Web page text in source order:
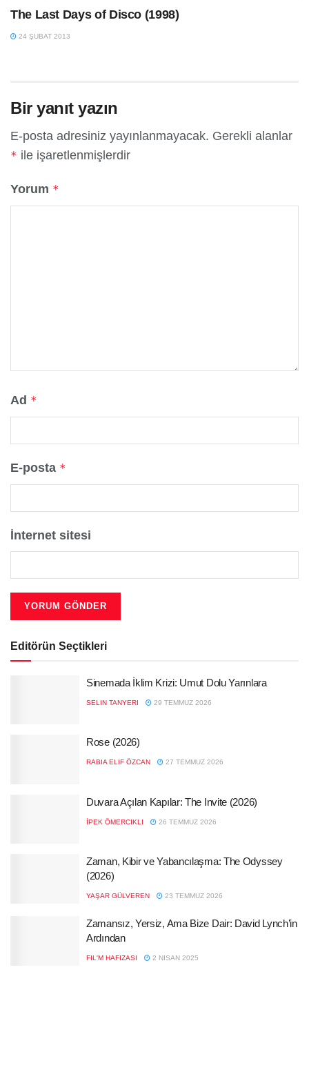
The Last Days of Disco (1998)
24 ŞUBAT 2013
Bir yanıt yazın
E-posta adresiniz yayınlanmayacak. Gerekli alanlar
* ile işaretlenmişlerdir
Yorum *
Ad *
E-posta *
İnternet sitesi
Editörün Seçtikleri
Sinemada İklim Krizi: Umut Dolu Yarınlara
SELIN TANYERI 29 TEMMUZ 2026
Rose (2026)
RABIA ELIF ÖZCAN 27 TEMMUZ 2026
Duvara Açılan Kapılar: The Invite (2026)
İPEK ÖMERCIKLI 26 TEMMUZ 2026
Zaman, Kibir ve Yabancılaşma: The Odyssey
(2026)
YAŞAR GÜLVEREN 23 TEMMUZ 2026
Zamansız, Yersiz, Ama Bize Dair: David Lynch’in
Ardından
FIL'M HAFIZASI 2 NISAN 2025